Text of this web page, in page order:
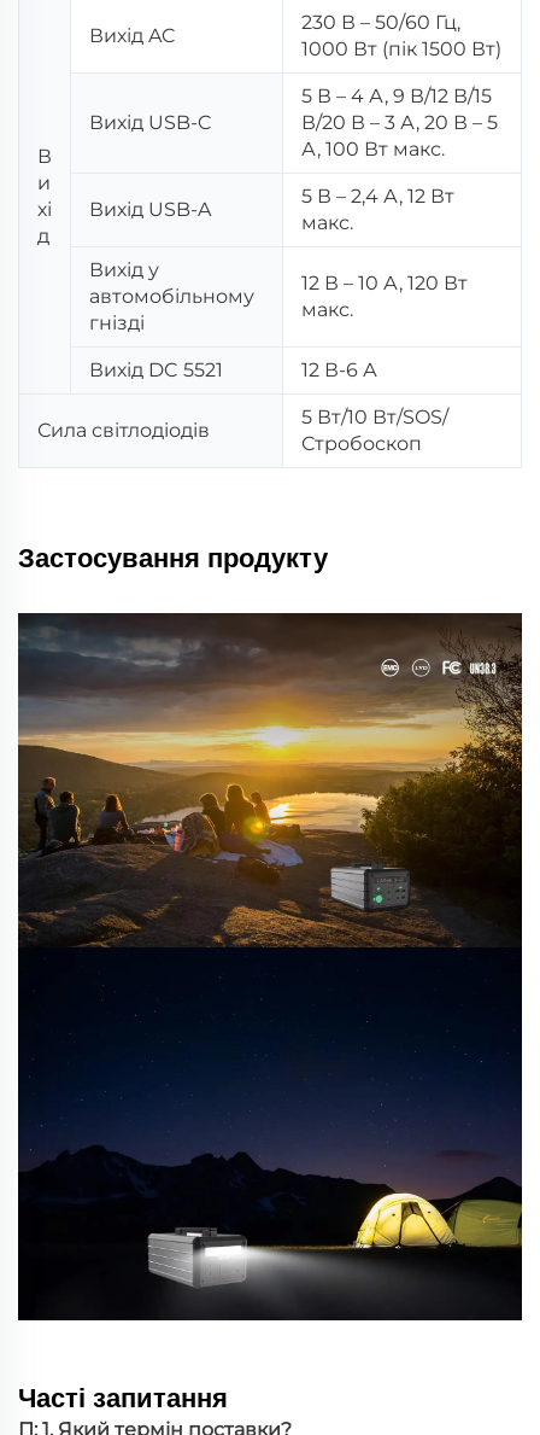
В
и
хі
д
Вихід AC
230 В – 50/60 Гц,
1000 Вт (пік 1500 Вт)
Вихід USB-C
5 В – 4 А, 9 В/12 В/15
В/20 В – 3 А, 20 В – 5
А, 100 Вт макс.
Вихід USB-A
5 В – 2,4 А, 12 Вт
макс.
Вихід у
автомобільному
гнізді
12 В – 10 А, 120 Вт
макс.
Вихід DC 5521 12 В-6 А
Сила світлодіодів
5 Вт/10 Вт/SOS/
Стробоскоп
Застосування продукту
Часті запитання
П: 1. Який термін поставки?